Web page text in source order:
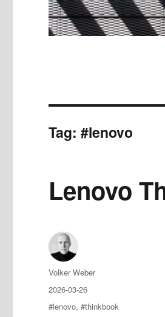
Tag:#lenovo
Lenovo
Author
Volker Weber
Posted
on
2026-03-26
Tags
#lenovo,#thinkbook